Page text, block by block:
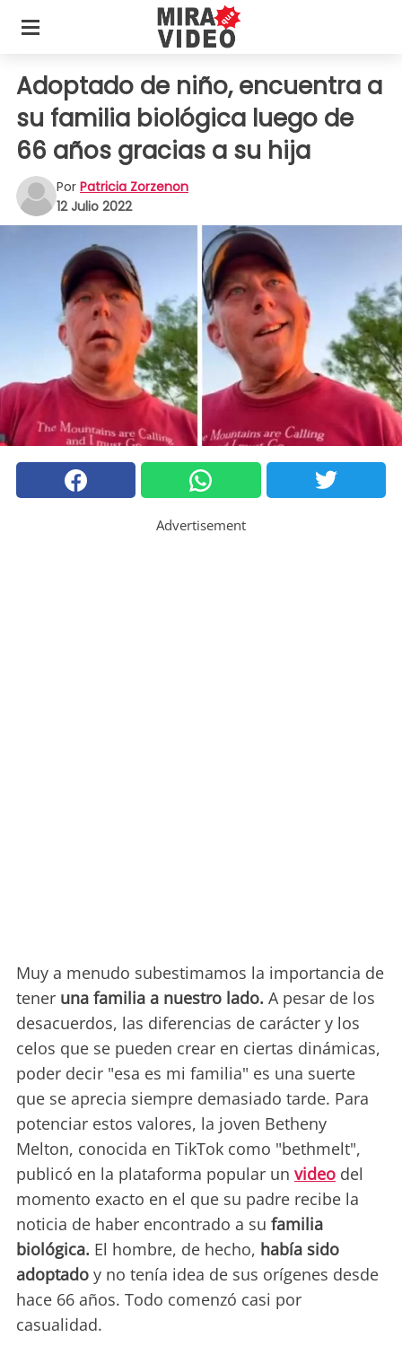
Adoptado de niño, encuentra a
su familia biológica luego de
66 años gracias a su hija
Por Patricia Zorzenon
12 Julio 2022
Advertisement
Muy a menudo subestimamos la importancia de
tener una familia a nuestro lado. A pesar de los
desacuerdos, las diferencias de carácter y los
celos que se pueden crear en ciertas dinámicas,
poder decir "esa es mi familia" es una suerte
que se aprecia siempre demasiado tarde. Para
potenciar estos valores, la joven Betheny
Melton, conocida en TikTok como "bethmelt",
publicó en la plataforma popular un video del
momento exacto en el que su padre recibe la
noticia de haber encontrado a su familia
biológica. El hombre, de hecho, había sido
adoptado y no tenía idea de sus orígenes desde
hace 66 años. Todo comenzó casi por
casualidad.